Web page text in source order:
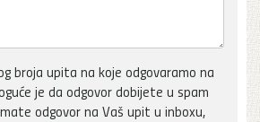
broja upita na koje odgovaramo na
je da odgovor dobijete u spam
odgovor na Vaš upit u inboxu,